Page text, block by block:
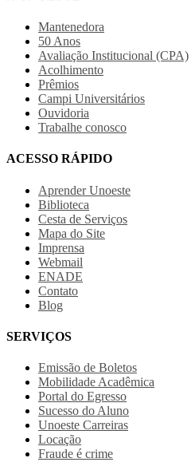
Mantenedora
50 Anos
Avaliação Institucional (CPA)
Acolhimento
Prêmios
Campi Universitários
Ouvidoria
Trabalhe conosco
ACESSO RÁPIDO
Aprender Unoeste
Biblioteca
Cesta de Serviços
Mapa do Site
Imprensa
Webmail
ENADE
Contato
Blog
SERVIÇOS
Emissão de Boletos
Mobilidade Acadêmica
Portal do Egresso
Sucesso do Aluno
Unoeste Carreiras
Locação
Fraude é crime